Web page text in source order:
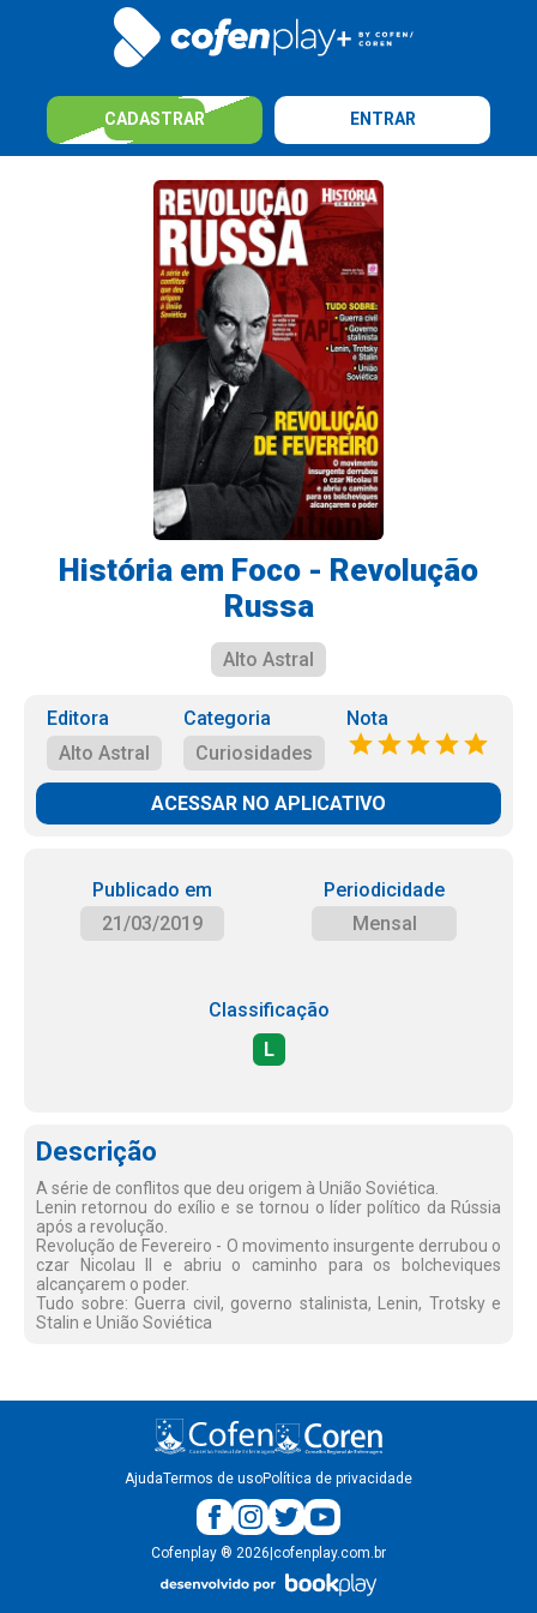
CADASTRAR ENTRAR
História em Foco - Revolução
Russa
Alto Astral
Editora
Alto Astral
Categoria
Curiosidades
Nota
ACESSAR NO APLICATIVO
Publicado em
21/03/2019
Periodicidade
Mensal
Classificação
L
Descrição
A série de conflitos que deu origem à União Soviética.
Lenin retornou do exílio e se tornou o líder político da Rússia
após a revolução.
Revolução de Fevereiro - O movimento insurgente derrubou o
czar Nicolau II e abriu o caminho para os bolcheviques
alcançarem o poder.
Tudo sobre: Guerra civil, governo stalinista, Lenin, Trotsky e
Stalin e União Soviética
AjudaTermos de usoPolítica de privacidade
Cofenplay ® 2026 cofenplay.com.br